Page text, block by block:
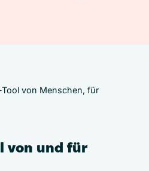
von und für